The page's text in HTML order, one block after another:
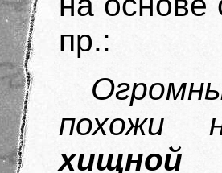
пр.:
хищной